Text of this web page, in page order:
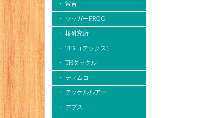
・ 常吉
・ ツッガーFROG
・ 椿研究所
・ TEX（テックス）
・ THタックル
・ ティムコ
・ テッケルルアー
・ デプス